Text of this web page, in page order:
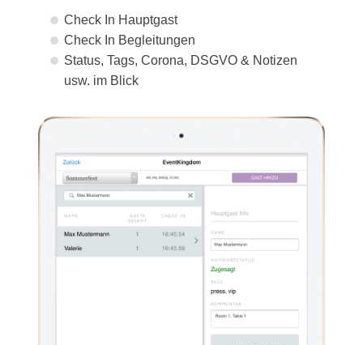
Check In Hauptgast
Check In Begleitungen
Status, Tags, Corona, DSGVO & Notizen
usw. im Blick